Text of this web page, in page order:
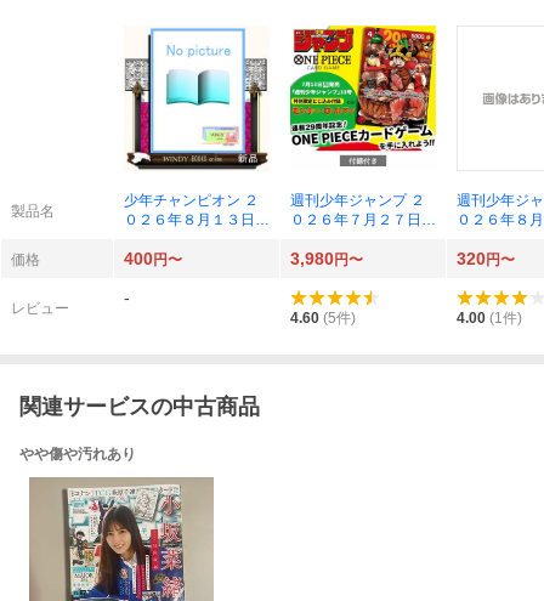
製品名
少年チャンピオン ２
０２６年８月１３日号
週刊少年ジャンプ ２
０２６年７月２７日号
週刊少年ジ
０２６年８
価格
400円〜 3,980円〜 320円〜
レビュー
-
4.60 (5件) 4.00 (1件)
関連サービスの中古商品
やや傷や汚れあり